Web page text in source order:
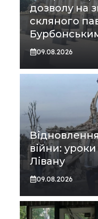
дозволу на
скляного
09.08.2026
війни: уроки
Лівану
09.08.2026